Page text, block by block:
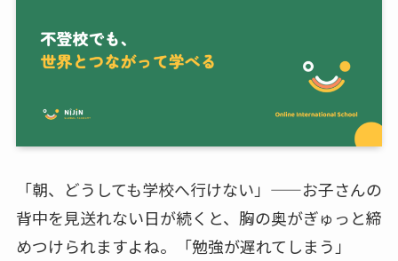
「朝、どうしても学校へ行けない」——お子さんの
背中を見送れない日が続くと、胸の奥がぎゅっと締
めつけられますよね。「勉強が遅れてしまう」